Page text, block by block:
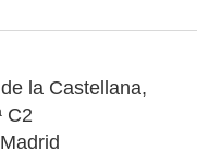
la Castellana,
C2